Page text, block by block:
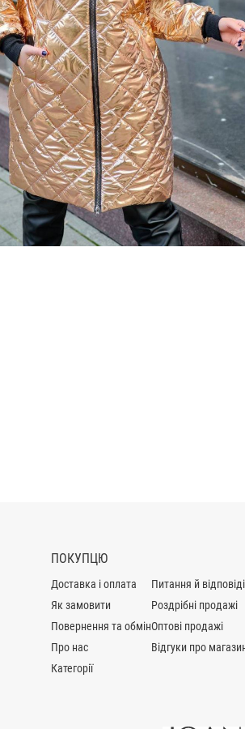
ПОКУПЦЮ
Доставка і оплата
Як замовити
Повернення та обмін
Про нас
Категорії
Питання й відповіді
Роздрібні продажі
Оптові продажі
Відгуки про